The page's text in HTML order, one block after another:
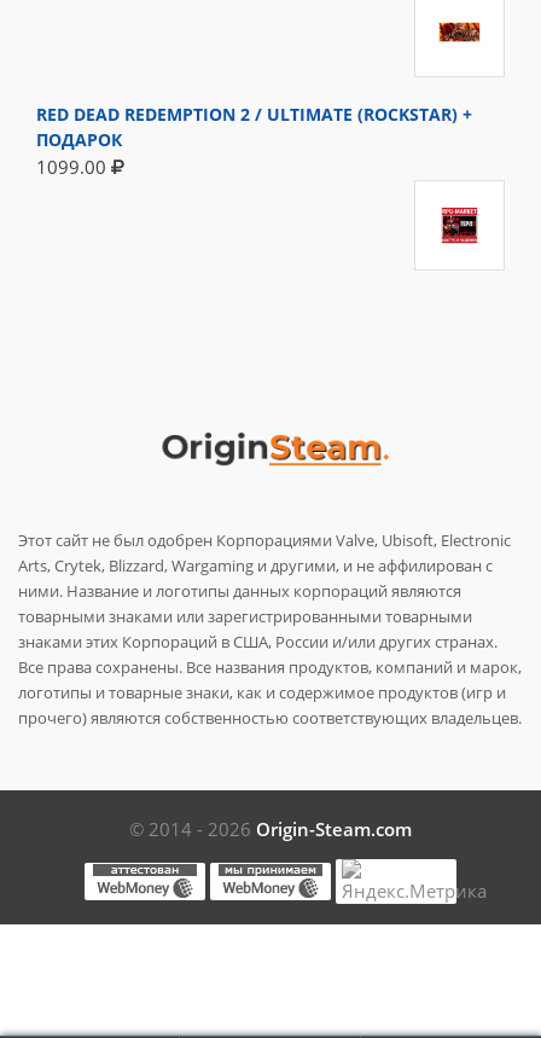
RED DEAD REDEMPTION 2 / ULTIMATE (ROCKSTAR) +
ПОДАРОК
1099.00
Этот сайт не был одобрен Корпорациями Valve, Ubisoft, Electronic
Arts, Crytek, Blizzard, Wargaming и другими, и не аффилирован с
ними. Название и логотипы данных корпораций являются
товарными знаками или зарегистрированными товарными
знаками этих Корпораций в США, России и/или других странах.
Все права сохранены. Все названия продуктов, компаний и марок,
логотипы и товарные знаки, как и содержимое продуктов (игр и
прочего) являются собственностью соответствующих владельцев.
© 2014 - 2026 Origin-Steam.com